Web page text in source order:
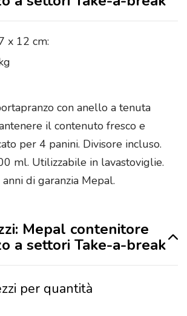
x 12 cm:
con anello a tenuta
il contenuto fresco e
per 4 panini. Divisore incluso.
ml. Utilizzabile in lavastoviglie.
anni di garanzia Mepal.
Mepal contenitore
a settori Take-a-break
per quantità